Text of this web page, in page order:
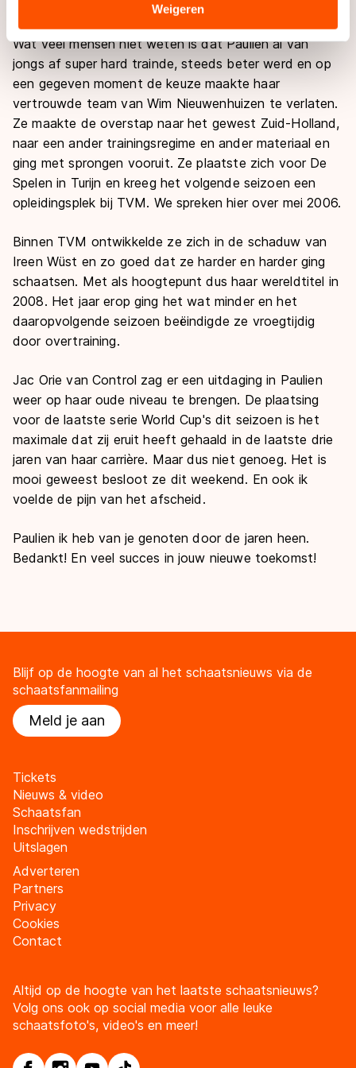
Sommige partners kunnen gegevens doorgeven aan
landen buiten de EU, zoals de VS, waar mogelijk geen
adequaat beschermingsniveau geldt volgens de GDPR.
Door op ‘Toestaan’ te klikken, stemt u in met deze
overdracht. Meer informatie vindt u in ons cookiebeleid
Weigeren
Wat veel mensen niet weten is dat Paulien al van
jongs af super hard trainde, steeds beter werd en op
een gegeven moment de keuze maakte haar
vertrouwde team van Wim Nieuwenhuizen te verlaten.
Ze maakte de overstap naar het gewest Zuid-Holland,
naar een ander trainingsregime en ander materiaal en
ging met sprongen vooruit. Ze plaatste zich voor De
Spelen in Turijn en kreeg het volgende seizoen een
opleidingsplek bij TVM. We spreken hier over mei 2006.
Binnen TVM ontwikkelde ze zich in de schaduw van
Ireen Wüst en zo goed dat ze harder en harder ging
schaatsen. Met als hoogtepunt dus haar wereldtitel in
2008. Het jaar erop ging het wat minder en het
daaropvolgende seizoen beëindigde ze vroegtijdig
door overtraining.
Jac Orie van Control zag er een uitdaging in Paulien
weer op haar oude niveau te brengen. De plaatsing
voor de laatste serie World Cup's dit seizoen is het
maximale dat zij eruit heeft gehaald in de laatste drie
jaren van haar carrière. Maar dus niet genoeg. Het is
mooi geweest besloot ze dit weekend. En ook ik
voelde de pijn van het afscheid.
Paulien ik heb van je genoten door de jaren heen.
Bedankt! En veel succes in jouw nieuwe toekomst!
Blijf op de hoogte van al het schaatsnieuws via de
schaatsfanmailing
Meld je aan
Tickets
Nieuws & video
Schaatsfan
Inschrijven wedstrijden
Uitslagen
Adverteren
Partners
Privacy
Cookies
Contact
Altijd op de hoogte van het laatste schaatsnieuws?
Volg ons ook op social media voor alle leuke
schaatsfoto's, video's en meer!